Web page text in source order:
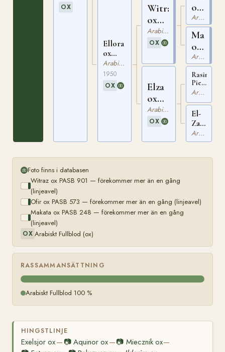
OX
Ellora
ox
PASB
1388
Arabiskt Fullblod
1950
OX
Witraz
ox
PASB
901
Arabiskt Fullblod
OX
Elza
ox
PASB
921
Arabiskt Fullblod
OX
ox
PASB
573
Arabiskt Fullblod
Makata
ox
PASB
248
Arabiskt Fullblod
Rasim
Pierwszy
ox
798
Arabiskt Fullblod
El-
Zabibe
ox
PASB
Arabiskt Fullblod
Foto finns i databasen
Witraz ox PASB 901 — förekommer mer än en gång
(linjeavel)
Ofir ox PASB 573 — förekommer mer än en gång (linjeavel)
Makata ox PASB 248 — förekommer mer än en gång
(linjeavel)
OX Arabiskt Fullblod (ox)
RASSAMMANSÄTTNING
Arabiskt Fullblod 100 %
HINGSTLINJE
Exelsjor ox— 📷Aquinor ox—📷 Miecznik ox—